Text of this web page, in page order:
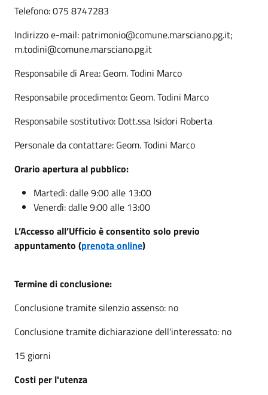
Telefono: 075 8747283
Indirizzo e-mail: patrimonio@comune.marsciano.pg.it;
m.todini@comune.marsciano.pg.it
Responsabile di Area: Geom. Todini Marco
Responsabile procedimento: Geom. Todini Marco
Responsabile sostitutivo: Dott.ssa Isidori Roberta
Personale da contattare: Geom. Todini Marco
Orario apertura al pubblico:
Martedì: dalle 9:00 alle 13:00
Venerdì: dalle 9:00 alle 13:00
L’Accesso all’Ufficio è consentito solo previo
appuntamento (prenota online)
Termine di conclusione:
Conclusione tramite silenzio assenso: no
Conclusione tramite dichiarazione dell'interessato: no
15 giorni
Costi per l'utenza